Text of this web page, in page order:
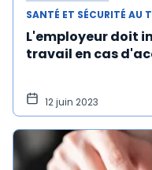
SANTÉ ET SÉCURITÉ AU
L'employeur doit
travail en cas
12 juin 2023